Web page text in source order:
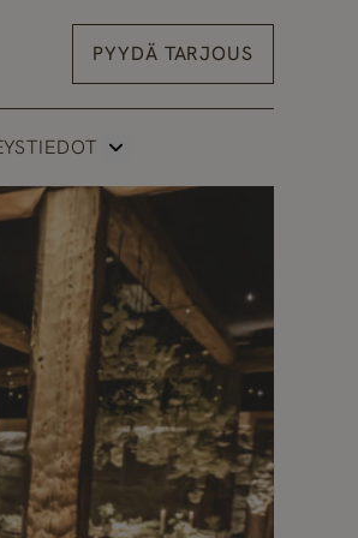
PYYDÄ TARJOUS